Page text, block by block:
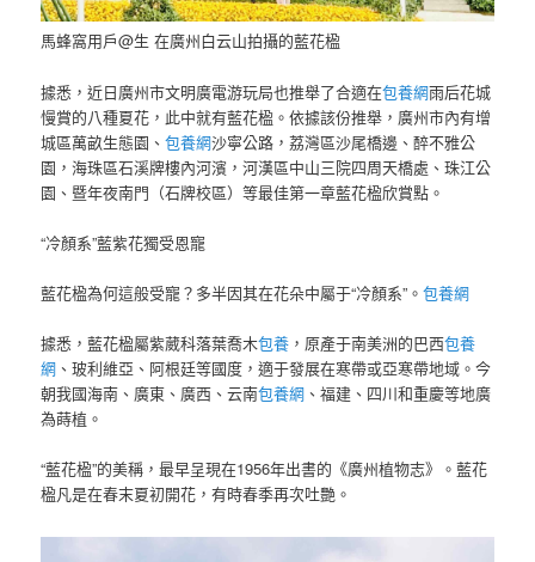
馬蜂窩用戶@生 在廣州白云山拍攝的藍花楹
據悉，近日廣州市文明廣電游玩局也推舉了合適在包養網雨后花城
慢賞的八種夏花，此中就有藍花楹。依據該份推舉，廣州市內有增
城區萬畝生態園、包養網沙寧公路，荔灣區沙尾橋邊、醉不雅公
園，海珠區石溪牌樓內河濱，河漢區中山三院四周天橋處、珠江公
園、暨年夜南門（石牌校區）等最佳第一章藍花楹欣賞點。
“冷顏系”藍紫花獨受恩寵
藍花楹為何這般受寵？多半因其在花朵中屬于“冷顏系”。包養網
據悉，藍花楹屬紫葳科落葉喬木包養 ，原產于南美洲的巴西包養
網 、玻利維亞、阿根廷等國度，適于發展在寒帶或亞寒帶地域。今
朝我國海南、廣東、廣西、云南包養網 、福建、四川和重慶等地廣
為蒔植。
“藍花楹”的美稱，最早呈現在1956年出書的《廣州植物志》。藍花
楹凡是在春末夏初開花，有時春季再次吐艷。